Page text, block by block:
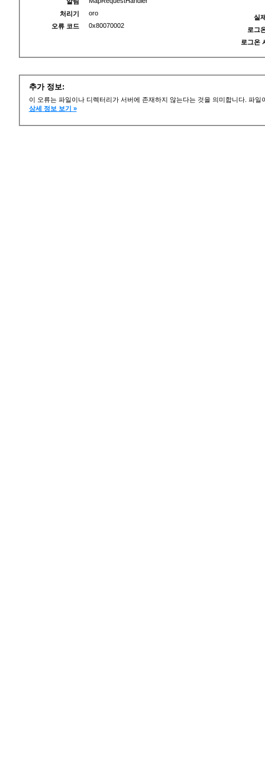
처리기
oro
오류 코드
0x80070002
실
로그
로그온
추가 정보:
이 오류는 파일이나 디렉터리가 서버에 존재하지 않는다는 것을 의미합니다. 파
상세 정보 보기 »